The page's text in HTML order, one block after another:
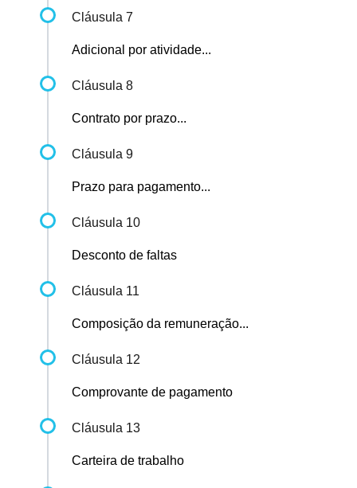
Cláusula 7
Adicional por atividade...
Cláusula 8
Contrato por prazo...
Cláusula 9
Prazo para pagamento...
Cláusula 10
Desconto de faltas
Cláusula 11
Composição da remuneração...
Cláusula 12
Comprovante de pagamento
Cláusula 13
Carteira de trabalho